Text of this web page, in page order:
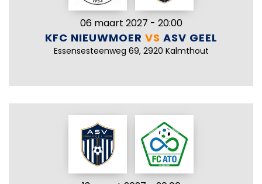
06 maart 2027 - 20:00
KFC NIEUWMOER VS ASV GEEL
Essensesteenweg 69, 2920 Kalmthout